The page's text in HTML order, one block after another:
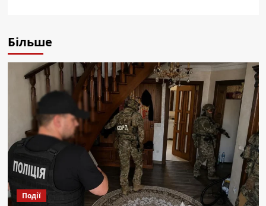
Більше
Події